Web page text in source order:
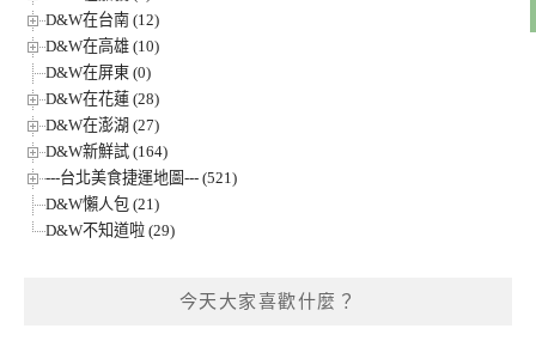
D&W在台南 (12)
D&W在高雄 (10)
D&W在屏東 (0)
D&W在花蓮 (28)
D&W在澎湖 (27)
D&W新鮮試 (164)
---台北美食捷運地圖--- (521)
D&W懶人包 (21)
D&W不知道啦 (29)
今天大家喜歡什麼？